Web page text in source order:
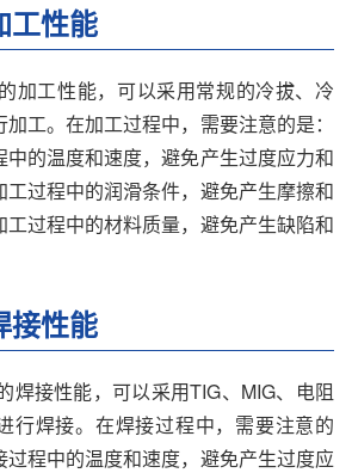
工性能
加工性能，可以采用常规的冷拔、冷
工。在加工过程中，需要注意的是：
的温度和速度，避免产生过度应力和
过程中的润滑条件，避免产生摩擦和
过程中的材料质量，避免产生缺陷和
接性能
焊接性能，可以采用TIG、MIG、电阻
行焊接。在焊接过程中，需要注意的
程中的温度和速度，避免产生过度应